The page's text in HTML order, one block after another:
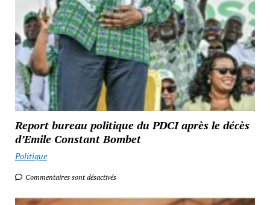
Report bureau politique du PDCI après le décès
d’Emile Constant Bombet
Politique
Commentaires sont désactivés